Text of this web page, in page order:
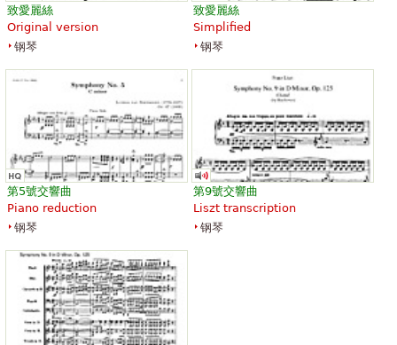
￥26.67
Classical Guitar, Acoustic
Guitar, Guitar Tablature,
Alfred Music Publishing
Sonata"
￥47.26
Violin, Piano
Moonlight Sonata (Sonata No.
14 in C-Sharp Minor, Op. 27,
￥40.17
Piano Solo
Belwin Publishing
Moonlight Sonata for Alto Sax
& Piano
致愛麗絲
Original version
钢琴
致愛麗絲
Simplified
钢琴
第5號交響曲
Piano reduction
钢琴
第9號交響曲
Liszt transcription
钢琴